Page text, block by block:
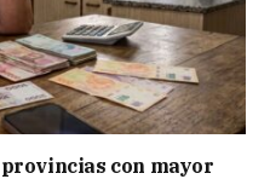
con mayor